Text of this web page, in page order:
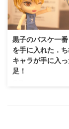
ースつけてないまま
ど、エッジの部分
の部分に触れてしま
まくってしまううう
https://twitter.com/
s/
研究室行って、内定
黒子のバスケ一
を手に入れた．
キャラが手に入
足！